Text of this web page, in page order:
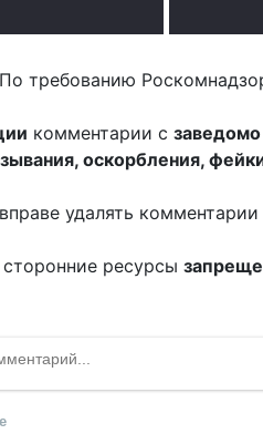
По требованию
комментарии с
оскорбления,
удалять
ресурсы